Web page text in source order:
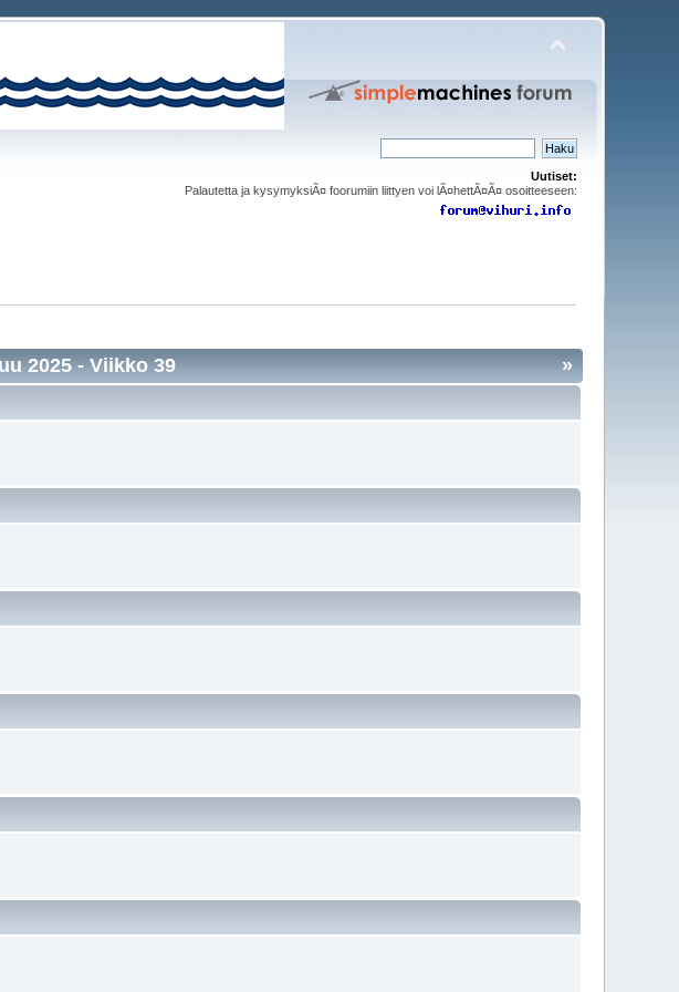
Uutiset:
Palautetta ja kysymyksiÃ¤ foorumiin liittyen voi lÃ¤hettÃ¤Ã¤ osoitteeseen:
»
2025- Viikko 39